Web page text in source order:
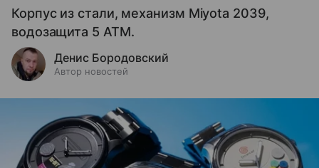
Корпус из стали, механизм Miyota 2039,
водозащита 5 ATM.
Денис Бородовский
Автор новостей